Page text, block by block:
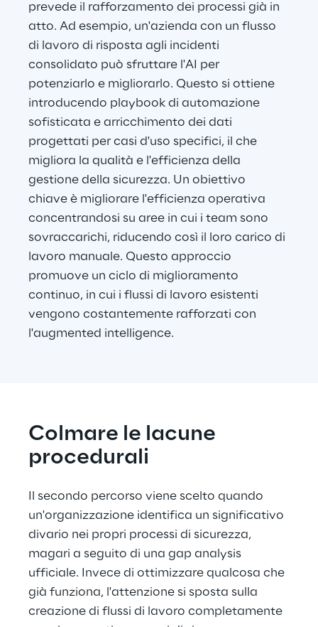
prevede il rafforzamento dei processi già in
atto. Ad esempio, un'azienda con un flusso
di lavoro di risposta agli incidenti
consolidato può sfruttare l'AI per
potenziarlo e migliorarlo. Questo si ottiene
introducendo playbook di automazione
sofisticata e arricchimento dei dati
progettati per casi d'uso specifici, il che
migliora la qualità e l'efficienza della
gestione della sicurezza. Un obiettivo
chiave è migliorare l'efficienza operativa
concentrandosi su aree in cui i team sono
sovraccarichi, riducendo così il loro carico di
lavoro manuale. Questo approccio
promuove un ciclo di miglioramento
continuo, in cui i flussi di lavoro esistenti
vengono costantemente rafforzati con
l'augmented intelligence.
Colmare le lacune
procedurali
Il secondo percorso viene scelto quando
un'organizzazione identifica un significativo
divario nei propri processi di sicurezza,
magari a seguito di una gap analysis
ufficiale. Invece di ottimizzare qualcosa che
già funziona, l'attenzione si sposta sulla
creazione di flussi di lavoro completamente